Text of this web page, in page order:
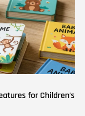
for Children’s